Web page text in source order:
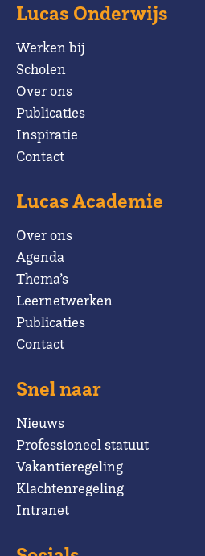
Lucas Onderwijs
Werken bij
Scholen
Over ons
Publicaties
Inspiratie
Contact
Lucas Academie
Over ons
Agenda
Thema’s
Leernetwerken
Publicaties
Contact
Snel naar
Nieuws
Professioneel statuut
Vakantieregeling
Klachtenregeling
Intranet